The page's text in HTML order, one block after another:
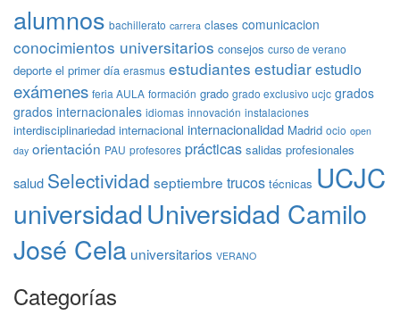
alumnos bachillerato carrera clases comunicacion
conocimientos universitarios consejos curso de verano
deporte el primer día erasmus estudiantes estudiarestudio
exámenes feria AULA formación grado grado exclusivo ucjc grados
grados internacionales idiomas innovación instalaciones
interdisciplinariedad internacional internacionalidad Madrid ocio open
day orientación PAU profesores prácticas salidas profesionales
salud Selectividad septiembre trucos técnicas UCJC
universidadUniversidad Camilo
José Cela universitarios VERANO
Categorías